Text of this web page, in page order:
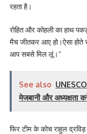
रहता है।
रोहित और कोहली का हाथ
मैच जीतकर आए हो।ऐसा होते
आप सबसे मिल लूं।”
See also UNESCO
मेजबानी और अध्यक्षता
फिर टीम के कोच राहुल